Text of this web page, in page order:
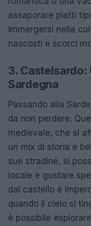
assaporare piatti
immergersi nella
nascosti e scorci
3. Castelsardo:
Sardegna
Passando alla
da non perdere.
medievale, che si
un mix di storia e
sue stradine, si
locale e gustare
dal castello è
quando il cielo si
è possibile